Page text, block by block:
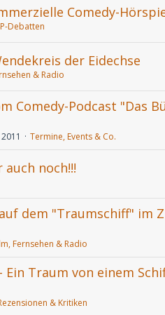
Comedy-
Debatten
der Eidechse
& Radio
Comedy-Podcast "Das
Termine, Events & Co.
noch!!!
dem "Traumschiff" im
Fernsehen & Radio
Traum von einem
& Kritiken